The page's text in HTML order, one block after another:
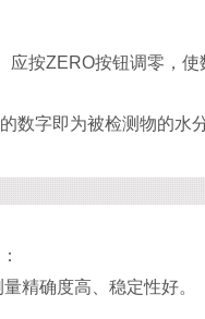
按ZERO按钮调零，使
数字即为被检测物的水分
精确度高、稳定性好。